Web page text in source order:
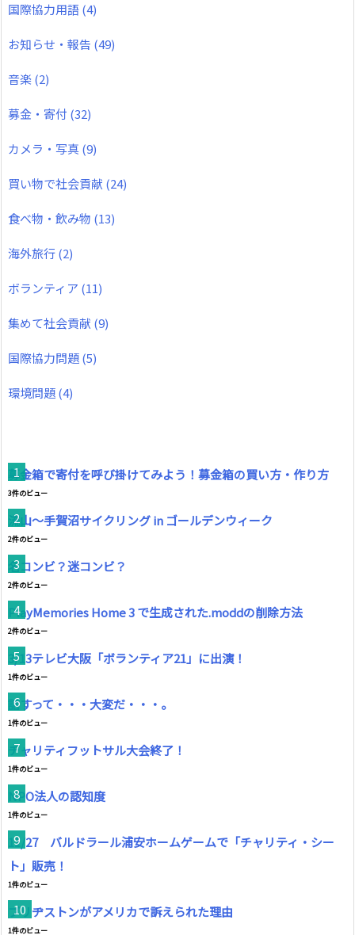
国際協力用語(4)
お知らせ・報告 (49)
音楽(2)
募金・寄付 (32)
カメラ・写真(9)
買い物で社会貢献 (24)
食べ物・飲み物 (13)
海外旅行(2)
ボランティア (11)
集めて社会貢献 (9)
国際協力問題(5)
環境問題(4)
募金箱で寄付を呼び掛けてみよう！募金箱の買い方・作り方
3件のビュー
流山～手賀沼サイクリング in ゴールデンウィーク
2件のビュー
名コンビ？迷コンビ？
2件のビュー
PlayMemories Home 3 で生成された.moddの削除方法
2件のビュー
3/13テレビ大阪「ボランティア21」に出演！
1件のビュー
話すって・・・大変だ・・・。
1件のビュー
チャリティフットサル大会終了！
1件のビュー
NPO法人の認知度
1件のビュー
11/27 バルドラール浦安ホームゲームで「チャリティ・シー
ト」販売！
1件のビュー
ブリヂストンがアメリカで訴えられた理由
1件のビュー